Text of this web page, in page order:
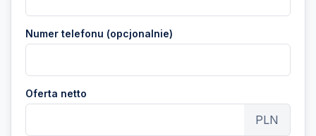
Numer telefonu (opcjonalnie)
Oferta netto
PLN